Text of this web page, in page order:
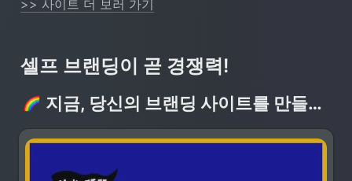
>> 사이트 더 보러 가기
셀프 브랜딩이 곧 경쟁력!
지금, 당신의 브랜딩 사이트를 만들어보세요